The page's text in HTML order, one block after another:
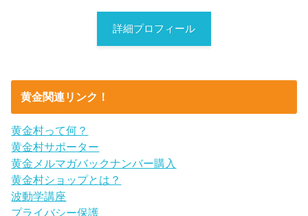
詳細プロフィール
黄金関連リンク！
黄金村って何？
黄金村サポーター
黄金メルマガバックナンバー購入
黄金村ショップとは？
波動学講座
プライバシー保護